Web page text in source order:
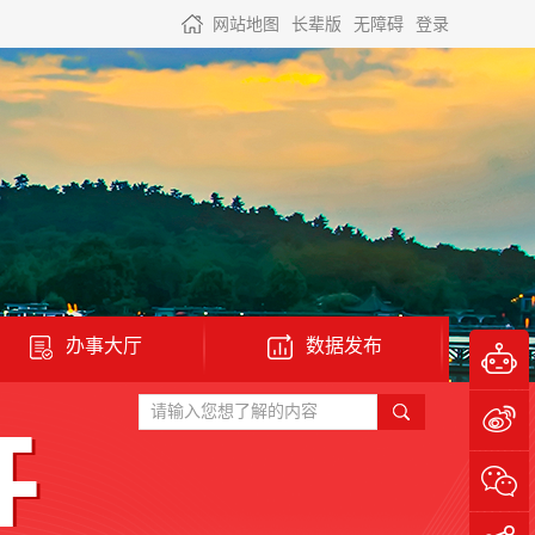
网站地图 长辈版 无障碍 登录
办事大厅 数据发布